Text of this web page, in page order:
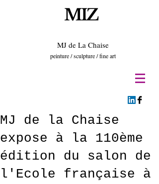
MIZ
MJ de La Chaise
peinture / sculpture / fine art
MJ de la Chaise
expose à la 110ème
édition du salon de
l'Ecole française à